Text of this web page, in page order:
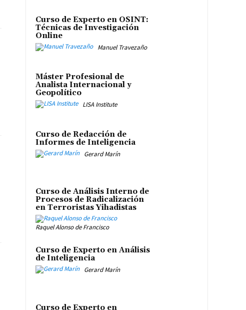
Curso de Experto en OSINT:
Técnicas de Investigación
Online
Manuel Travezaño
Máster Profesional de
Analista Internacional y
Geopolítico
LISA Institute
Curso de Redacción de
Informes de Inteligencia
Gerard Marín
Curso de Análisis Interno de
Procesos de Radicalización
en Terroristas Yihadistas
Raquel Alonso de Francisco
Curso de Experto en Análisis
de Inteligencia
Gerard Marín
Curso de Experto en